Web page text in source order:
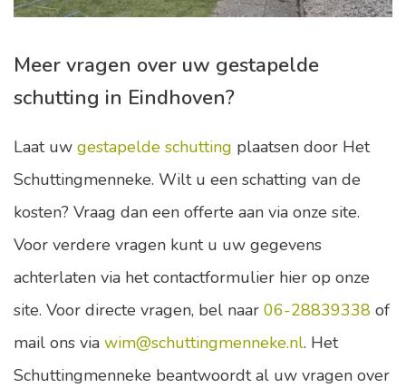
Meer vragen over uw gestapelde
schutting in Eindhoven?
Laat uw gestapelde schutting plaatsen door Het
Schuttingmenneke. Wilt u een schatting van de
kosten? Vraag dan een offerte aan via onze site.
Voor verdere vragen kunt u uw gegevens
achterlaten via het contactformulier hier op onze
site. Voor directe vragen, bel naar 06-28839338 of
mail ons via wim@schuttingmenneke.nl. Het
Schuttingmenneke beantwoordt al uw vragen over